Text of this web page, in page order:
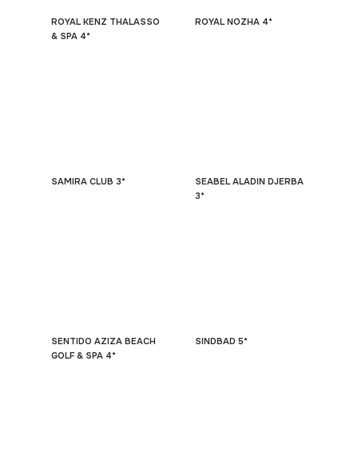
ROYAL KENZ THALASSO
& SPA 4*
ROYAL NOZHA 4*
SAMIRA CLUB 3*
SEABEL ALADIN DJERBA
3*
SENTIDO AZIZA BEACH
GOLF & SPA 4*
SINDBAD 5*